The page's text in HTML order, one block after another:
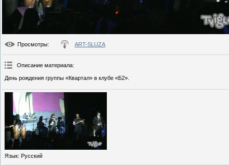
Просмотры: ART-SLUZA
Описание материала:
День рождения группы «Квартал» в клубе «Б2».
Язык: Русский